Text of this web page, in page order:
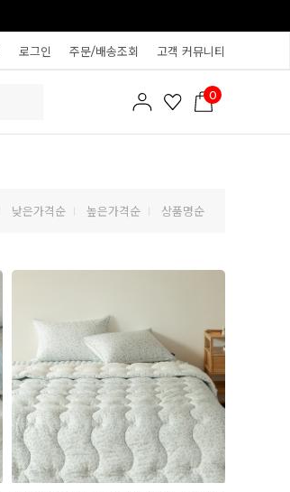
로그인 주문/배송조회 고객 커뮤니티
0
낮은가격순 높은가격순 상품명순